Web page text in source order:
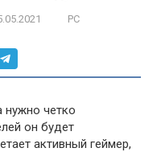
PC
четко
он будет
активный геймер,